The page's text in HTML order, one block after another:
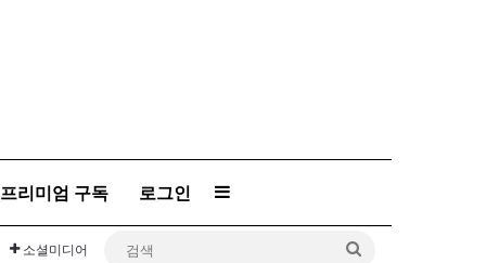
프리미엄 구독 로그인 Sidebar
소셜미디어